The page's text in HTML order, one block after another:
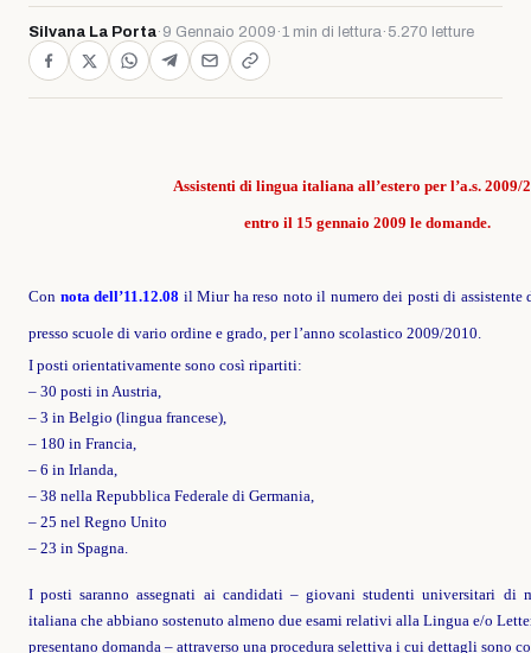
Silvana La Porta· 9 Gennaio 2009 ·1 min di lettura· 5.270 letture
Assistenti di lingua italiana all’estero per l’a.s. 2009/
entro il 15 gennaio 2009 le domande.
Con nota dell’11.12.08 il Miur ha reso noto il numero dei posti di assistente
presso scuole di vario ordine e grado, per l’anno scolastico 2009/2010.
I posti orientativamente sono così ripartiti:
– 30 posti in Austria,
– 3 in Belgio (lingua francese),
– 180 in Francia,
– 6 in Irlanda,
– 38 nella Repubblica Federale di Germania,
– 25 nel Regno Unito
– 23 in Spagna.
I posti saranno assegnati ai candidati – giovani studenti universitari di
italiana che abbiano sostenuto almeno due esami relativi alla Lingua e/o
presentano domanda – attraverso una procedura selettiva i cui dettagli sono